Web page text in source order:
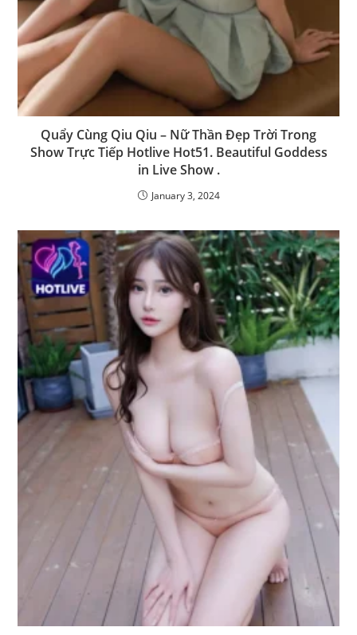
Quẩy Cùng Qiu Qiu – Nữ Thần Đẹp Trời Trong
Show Trực Tiếp Hotlive Hot51. Beautiful Goddess
in Live Show .
January 3, 2024